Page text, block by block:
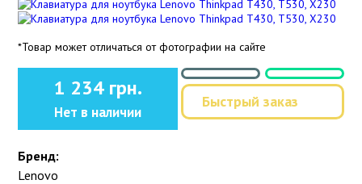
*Товар может отличаться от фотографии на сайте
1 234 грн.
Нет в наличии
Быстрый заказ
Бренд:
Lenovo